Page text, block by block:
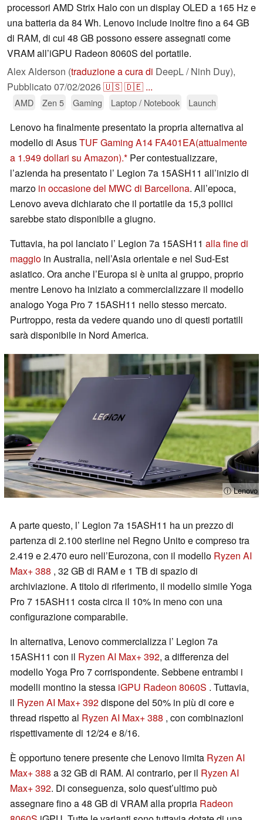
processori AMD Strix Halo con un display OLED a 165 Hz e
una batteria da 84 Wh. Lenovo include inoltre fino a 64 GB
di RAM, di cui 48 GB possono essere assegnati come
VRAM all’iGPU Radeon 8060S del portatile.
Alex Alderson (traduzione a cura di DeepL / Ninh Duy),
Pubblicato 07/02/2026🇺🇸🇩🇪 ...
AMD Zen 5 Gaming Laptop / Notebook Launch
Lenovo ha finalmente presentato la propria alternativa al
modello di AsusTUF Gaming A14 FA401EA(attualmente
a 1.949 dollari su Amazon). Per contestualizzare,
l’azienda ha presentato l’ Legion 7a 15ASH11 all’inizio di
marzo in occasione del MWC di Barcellona. All’epoca,
Lenovo aveva dichiarato che il portatile da 15,3 pollici
sarebbe stato disponibile a giugno.
Tuttavia, ha poi lanciato l’ Legion 7a 15ASH11 alla fine di
maggio in Australia, nell’Asia orientale e nel Sud-Est
asiatico. Ora anche l’Europa si è unita al gruppo, proprio
mentre Lenovo ha iniziato a commercializzare il modello
analogo Yoga Pro 7 15ASH11 nello stesso mercato.
Purtroppo, resta da vedere quando uno di questi portatili
sarà disponibile in Nord America.
ⓘ Lenovo
A parte questo, l’ Legion 7a 15ASH11 ha un prezzo di
partenza di 2.100 sterline nel Regno Unito e compreso tra
2.419 e 2.470 euro nell’Eurozona, con il modello Ryzen AI
Max+ 388 , 32 GB di RAM e 1 TB di spazio di
archiviazione. A titolo di riferimento, il modello simile Yoga
Pro 7 15ASH11 costa circa il 10% in meno con una
configurazione comparabile.
In alternativa, Lenovo commercializza l’ Legion 7a
15ASH11 con il Ryzen AI Max+ 392, a differenza del
modello Yoga Pro 7 corrispondente. Sebbene entrambi i
modelli montino la stessa iGPU Radeon 8060S . Tuttavia,
il Ryzen AI Max+ 392dispone del 50% in più di core e
thread rispetto al Ryzen AI Max+ 388 , con combinazioni
rispettivamente di 12/24 e 8/16.
È opportuno tenere presente che Lenovo limita Ryzen AI
Max+ 388 a 32 GB di RAM. Al contrario, per il Ryzen AI
Max+ 392. Di conseguenza, solo quest’ultimo può
assegnare fino a 48 GB di VRAM alla propria Radeon